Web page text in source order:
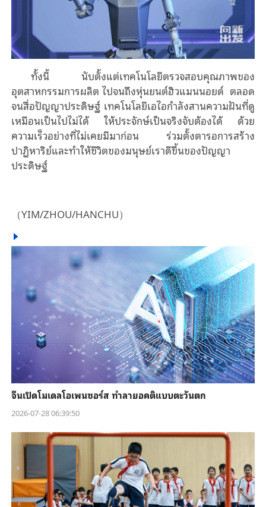
ทั้งนี้ นับตั้งแต่เทคโนโลยีตรวจสอบคุณภาพของ
อุตสาหกรรมการผลิต ไปจนถึงหุ่นยนต์ฮิวแมนนอยด์ ตลอด
จนสื่อปัญญาประดิษฐ์ เทคโนโลยีเอไอกําลังสานความฝันที่ดู
เหมือนเป็นไปไม่ได้ ให้ประจักษ์เป็นจริงจับต้องได้ ด้วย
ความเร็วอย่างที่ไม่เคยมีมาก่อน ร่วมตั้งตารอการสร้าง
ปาฏิหาริย์และทําให้ชีวิตของมนุษย์เราดีขึ้นของปัญญา
ประดิษฐ์
（YIM/ZHOU/HANCHU）
จีนเปิดโมเดลโอเพนซอร์ส ทำลายอคติแบบตะวันตก
2026-07-28 06:39:50